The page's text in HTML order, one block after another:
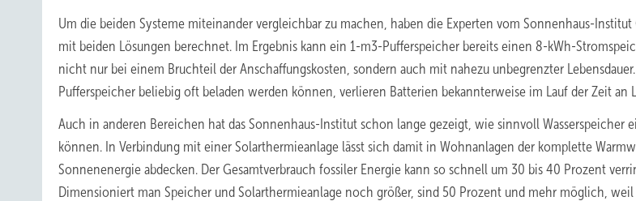
Um die beiden Systeme miteinander vergleichbar zu machen, haben die Experten vom Sonnenhaus-
mit beiden Lösungen berechnet. Im Ergebnis kann ein 1-m3-Pufferspeicher bereits einen 8-kWh-
nicht nur bei einem Bruchteil der Anschaffungskosten, sondern auch mit nahezu unbegrenzter
Pufferspeicher beliebig oft beladen werden können, verlieren Batterien bekannterweise im Lauf der Zeit an
Auch in anderen Bereichen hat das Sonnenhaus-Institut schon lange gezeigt, wie sinnvoll Wasserspeicher
können. In Verbindung mit einer Solarthermieanlage lässt sich damit in Wohnanlagen der komplette
Sonnenenergie abdecken. Der Gesamtverbrauch fossiler Energie kann so schnell um 30 bis 40 Prozent
Dimensioniert man Speicher und Solarthermieanlage noch größer, sind 50 Prozent und mehr möglich, weil